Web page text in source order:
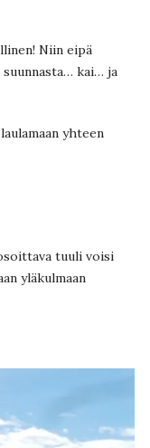
Niin eipä
kai… ja
yhteen
tuuli voisi
yläkulmaan